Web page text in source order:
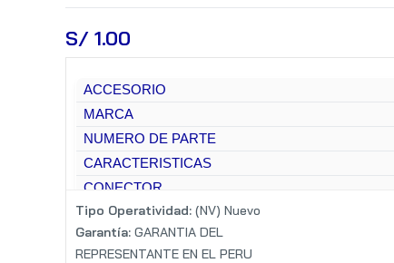
S/ 1.00
ACCESORIO
MARCA
NUMERO DE PARTE
CARACTERISTICAS
CONECTOR
LONGITUD
COLOR
Tipo Operatividad: (NV) Nuevo
Garantía: GARANTIA DEL
REPRESENTANTE EN EL PERU